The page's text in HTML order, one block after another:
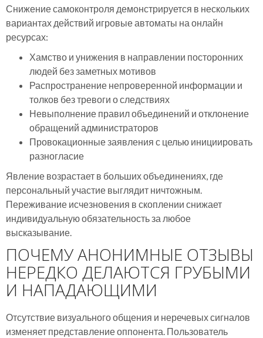
Снижение самоконтроля демонстрируется в нескольких
вариантах действий игровые автоматы на онлайн
ресурсах:
Хамство и унижения в направлении посторонних
людей без заметных мотивов
Распространение непроверенной информации и
толков без тревоги о следствиях
Невыполнение правил объединений и отклонение
обращений администраторов
Провокационные заявления с целью инициировать
разногласие
Явление возрастает в больших объединениях, где
персональный участие выглядит ничтожным.
Переживание исчезновения в скоплении снижает
индивидуальную обязательность за любое
высказывание.
ПОЧЕМУ АНОНИМНЫЕ ОТЗЫВЫ
НЕРЕДКО ДЕЛАЮТСЯ ГРУБЫМИ
И НАПАДАЮЩИМИ
Отсутствие визуального общения и неречевых сигналов
изменяет представление оппонента. Пользователь